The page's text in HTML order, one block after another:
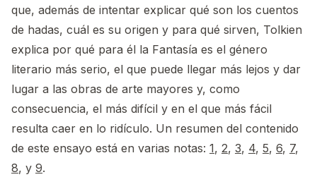
que, además de intentar explicar qué son los cuentos
de hadas, cuál es su origen y para qué sirven, Tolkien
explica por qué para él la Fantasía es el género
literario más serio, el que puede llegar más lejos y dar
lugar a las obras de arte mayores y, como
consecuencia, el más difícil y en el que más fácil
resulta caer en lo ridículo. Un resumen del contenido
de este ensayo está en varias notas: 1, 2, 3, 4, 5, 6, 7,
8, y 9.